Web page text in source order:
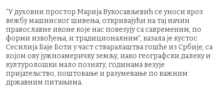
“У духовни простор Марија Вукосављевић се уноси кроз
вежбу машинског шивења, откривајући на тај начин
православне иконе које нас повезују са савременим, по
форми извођења, и традиционалним”, казала је кустос
Сесилија Баје Боти у част стваралаштва гошће из Србије, са
којом ову јужноамеричку земљу, иако географски далеку и
културолошки мало познату, годинама везује
пријатељство, поштовање и разумевање по важним
државним питањима.